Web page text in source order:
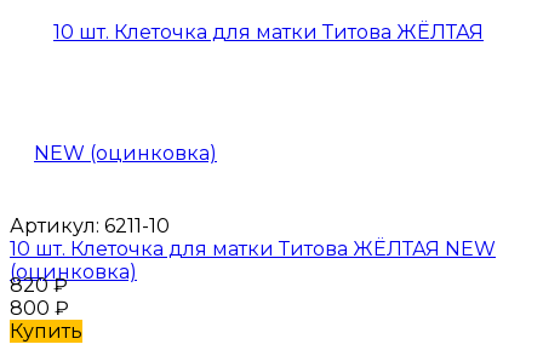
Артикул: 6211-10
10 шт. Клеточка для матки Титова ЖЁЛТАЯ NEW
(оцинковка)
820₽
800 ₽
Купить